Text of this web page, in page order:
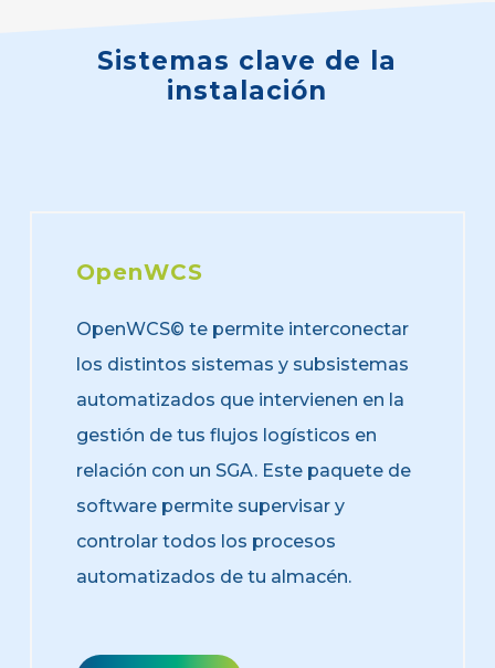
Sistemas clave de
la
instalación
OpenWCS
OpenWCS© te permite interconectar
los distintos sistemas y subsistemas
automatizados que intervienen en la
gestión de tus flujos logísticos en
relación con un SGA. Este paquete de
software permite supervisar y
controlar todos los procesos
automatizados de tu almacén.